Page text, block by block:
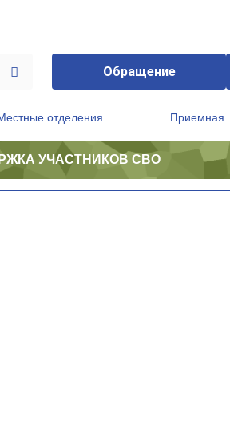
Обращение
отделения Приемная
УЧАСТНИКОВ СВО